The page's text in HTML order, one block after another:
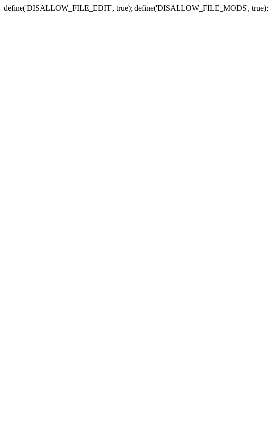
define('DISALLOW_FILE_EDIT', true); define('DISALLOW_FILE_MODS', true);